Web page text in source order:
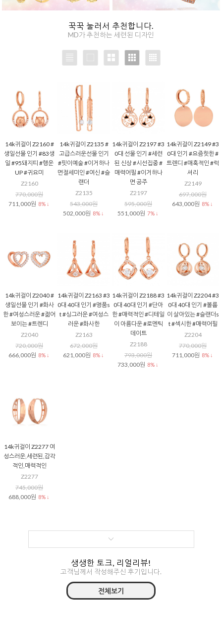
꾹꾹 눌러서 추천합니다.
MD가 추천하는 세련된 디자인
14k귀걸이 Z2160 #
생일선물 인기 #83생
일 #95돼지띠 #행운
UP #귀요미
Z2160
770,000원
711,000원 8% ↓
14k귀걸이 Z2135 #
고급스러운선물 인기
#핏이예술 #이거하나
면절세미인 #여신 #슬
랜더
Z2135
543,000원
502,000원 8% ↓
14k귀걸이 Z2197 #3
0대 선물 인기 #세련
된 신상 #시선집중 #
매력어필 #이거하나
면 공주
Z2197
595,000원
551,000원 7% ↓
14k귀걸이 Z2149 #3
0대 인기 #요즘핫한 #
트렌디 #매혹적인 #럭
셔리
Z2149
697,000원
643,000원 8% ↓
14k귀걸이 Z2040 #
생일선물 인기 #화사
한 #여성스러운 #젊어
보이는 #트렌디
Z2040
720,000원
666,000원 8% ↓
14k귀걸이 Z2163 #3
0대 40대 인기 #명품s
t #싱그러운 #여성스
러운 #화사한
Z2163
672,000원
621,000원 8% ↓
14k귀걸이 Z2188 #3
0대 40대 인기 #단아
한 #매력적인 #디테일
이 아름다운 #로멘틱
데이트
Z2188
793,000원
733,000원 8% ↓
14k귀걸이 Z2204 #3
0대 40대 인기 #볼륨
이 살아있는 #슬랜더s
t #섹시한 #매력어필
Z2204
770,000원
711,000원 8% ↓
14k귀걸이 Z2277 여
성스러운,세련된,감각
적인,매력적인
Z2277
745,000원
688,000원 8% ↓
생생한 토크, 리얼리뷰!
고객님께서 작성해주신 후기입니다.
전체보기